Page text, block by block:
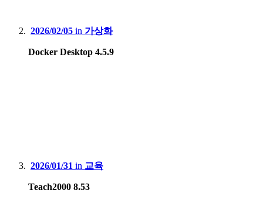
2026/02/05 in 가상화
Docker Desktop 4.5.9
2026/01/31 in 교육
Teach2000 8.53